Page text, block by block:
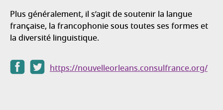
Plus généralement, il s’agit de soutenir la langue
française, la francophonie sous toutes ses formes et
la diversité linguistique.
https://nouvelleorleans.consulfrance.org/